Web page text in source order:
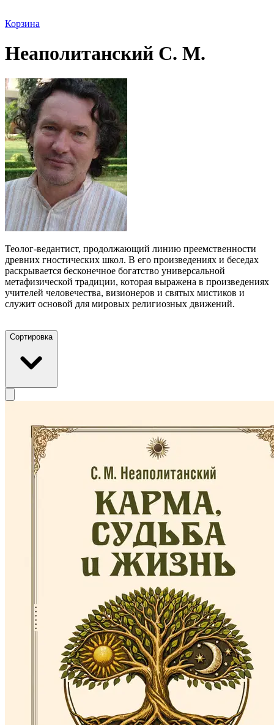
Корзина
Неаполитанский С. М.
Теолог-ведантист, продолжающий линию преемственности
древних гностических школ. В его произведениях и беседах
раскрывается бесконечное богатство универсальной
метафизической традиции, которая выражена в произведениях
учителей человечества, визионеров и святых мистиков и
служит основой для мировых религиозных движений.
Сортировка